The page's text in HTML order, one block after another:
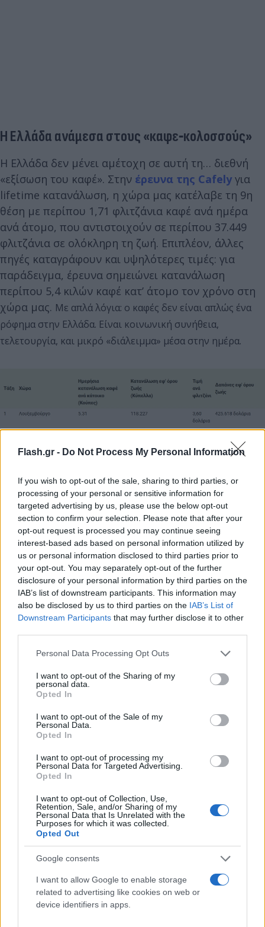
Flash.gr - Do Not Process My Personal Information
If you wish to opt-out of the sale, sharing to third parties, or
processing of your personal or sensitive information for
targeted advertising by us, please use the below opt-out
section to confirm your selection. Please note that after your
opt-out request is processed you may continue seeing
interest-based ads based on personal information utilized by
us or personal information disclosed to third parties prior to
your opt-out. You may separately opt-out of the further
disclosure of your personal information by third parties on the
IAB’s list of downstream participants. This information may
also be disclosed by us to third parties on the IAB’s List of
Downstream Participants that may further disclose it to other
Please note that this website/app uses one or more Google
not limited to your visit or usage behaviour. You may click to
grant or deny consent to Google and its third-party tags to
use your data for below specified purposes in below Google
consent section.
Personal Data Processing Opt Outs
I want to opt-out of the Sharing of my
personal data.
Opted In
I want to opt-out of the Sale of my
Personal Data.
Opted In
I want to opt-out of processing my
Personal Data for Targeted Advertising.
Opted In
I want to opt-out of Collection, Use,
Retention, Sale, and/or Sharing of my
Personal Data that Is Unrelated with the
Purposes for which it was collected.
Opted Out
Google consents
I want to allow Google to enable storage
related to advertising like cookies on web or
device identifiers in apps.
Η Ελλάδα ανάμεσα στους «καφε‐κολοσσούς»
Η Ελλάδα δεν μένει αμέτοχη σε αυτή τη… διεθνή
«εξίσωση του καφέ». Στην έρευνα της Cafely για
lifetime κατανάλωση, η χώρα μας κατέλαβε τη 9η
θέση με περίπου 1,71 φλιτζάνια καφέ ανά ημέρα
ανά άτομο, που αντιστοιχούν σε περίπου 37.449
φλιτζάνια σε ολόκληρη τη ζωή. Επιπλέον, άλλες
πηγές καταγράφουν και υψηλότερες τιμές: για
παράδειγμα, έρευνα σημειώνει κατανάλωση
περίπου 5,4 κιλών καφέ κατ’ άτομο τον χρόνο στη
χώρα μας. Με απλά λόγια: ο καφές δεν είναι απλώς ένα
ρόφημα στην Ελλάδα. Είναι κοινωνική συνήθεια,
τελετουργία, και μικρό «διάλειμμα» μέσα στην ημέρα.
Visual Capitalist
Πώς και γιατί η Ελλάδα «πίνει» καφέ
πολυδιάστατη:
Από τον παραδοσιακό Ελληνικός καφές, με
βράσιμο σε μπρίκι, αφρό, και έναν χρόνο
που αργεί να κατακαθίσει η «πηχτή» ίριδα,
έως τον γρήγορο εσπρέσο και το φρέντο
που έγινε μόδα στα ελληνικά καφέ των
Τα καφέ της Αθήνας, της Θεσσαλονίκης και
άλλων πόλεων λειτουργούν ως κόμβοι